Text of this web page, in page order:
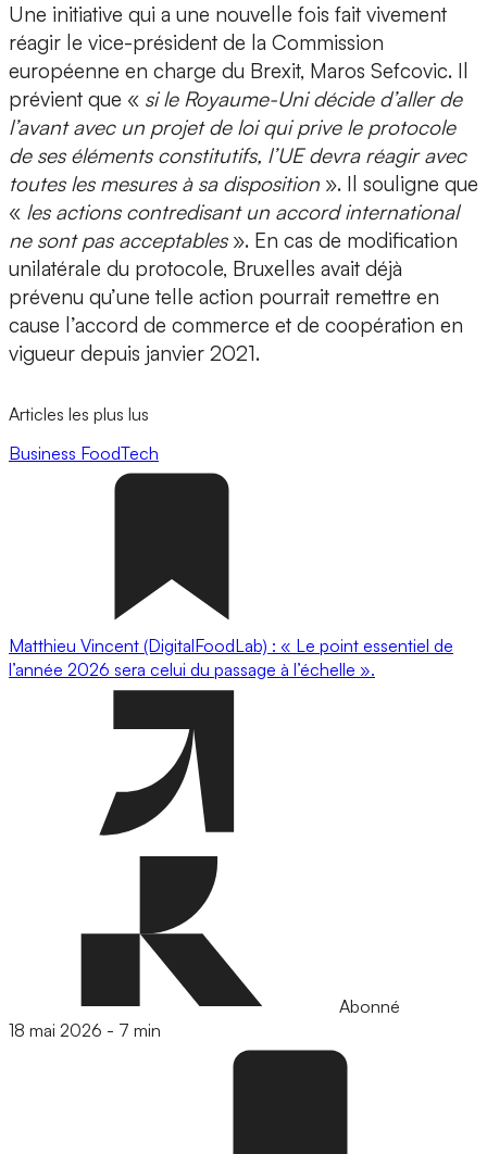
Une initiative qui a une nouvelle fois fait vivement
réagir le vice-président de la Commission
européenne en charge du Brexit, Maros Sefcovic. Il
prévient que « si le Royaume-Uni décide d’aller de
l’avant avec un projet de loi qui prive le protocole
de ses éléments constitutifs, l’UE devra réagir avec
toutes les mesures à sa disposition ». Il souligne que
« les actions contredisant un accord international
ne sont pas acceptables ». En cas de modification
unilatérale du protocole, Bruxelles avait déjà
prévenu qu’une telle action pourrait remettre en
cause l’accord de commerce et de coopération en
vigueur depuis janvier 2021.
Articles les plus lus
Business FoodTech
Matthieu Vincent (DigitalFoodLab) : « Le point essentiel de
l’année 2026 sera celui du passage à l’échelle ».
Abonné
18 mai 2026 - 7 min